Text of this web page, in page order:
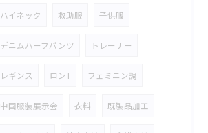
ハイネック 救助服 子供服
デニムハーフパンツ トレーナー
レギンス ロンT フェミニン調
中国服装展示会 衣料 既製品加工